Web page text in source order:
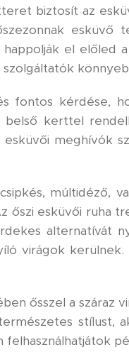
biztosít az
esküvő
happolják el előled
szolgáltatók
fontos kérdése,
kerttel
esküvői meghívók
múltidéző,
őszi esküvői ruha
alternatívát
virágok
ősszel a száraz
stílust,
felhasználhatjátok